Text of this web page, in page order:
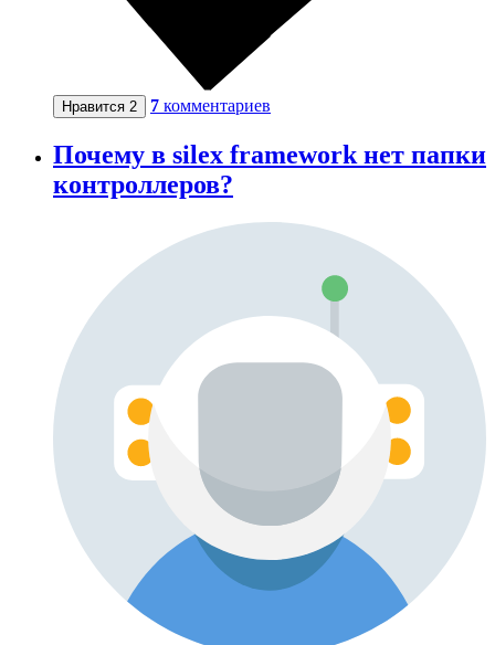
Нравится 2 7 комментариев
Почему в silex framework нет папки
контроллеров?